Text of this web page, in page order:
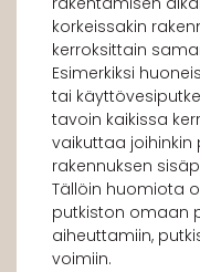
korkeissakin
kerroksittain
Esimerkiksi
tai
tavoin kaikissa
vaikuttaa joihinkin
rakennuksen
Tällöin huomiota
putkiston omaan
aiheuttamiin,
voimiin.